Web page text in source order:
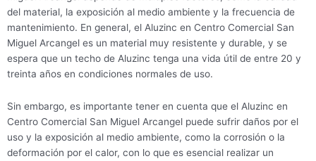
del material, la exposición al medio ambiente y la frecuencia de
mantenimiento. En general, el Aluzinc en Centro Comercial San
Miguel Arcangel es un material muy resistente y durable, y se
espera que un techo de Aluzinc tenga una vida útil de entre 20 y
treinta años en condiciones normales de uso.
Sin embargo, es importante tener en cuenta que el Aluzinc en
Centro Comercial San Miguel Arcangel puede sufrir daños por el
uso y la exposición al medio ambiente, como la corrosión o la
deformación por el calor, con lo que es esencial realizar un